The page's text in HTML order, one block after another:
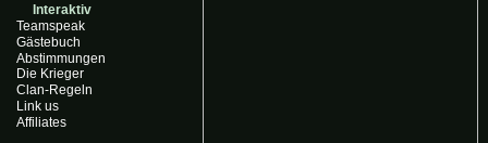
Interaktiv
Teamspeak
Gästebuch
Abstimmungen
Die Krieger
Clan-Regeln
Link us
Affiliates